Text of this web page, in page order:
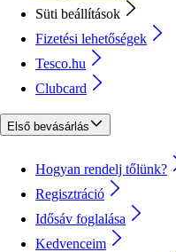
Süti beállítások
Fizetési lehetőségek
Tesco.hu
Clubcard
Első bevásárlás
Hogyan rendelj tőlünk?
Regisztráció
Idősáv foglalása
Kedvenceim